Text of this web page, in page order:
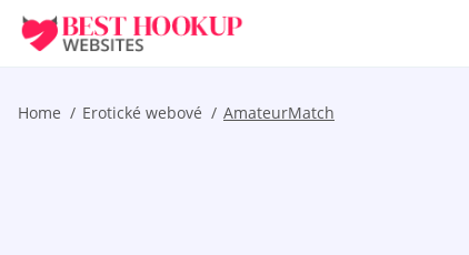
Home Erotické webové AmateurMatch